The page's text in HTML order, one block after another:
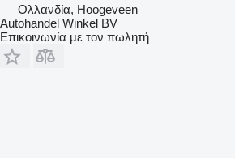
Ολλανδία, Hoogeveen
Autohandel Winkel BV
Επικοινωνία με τον πωλητή